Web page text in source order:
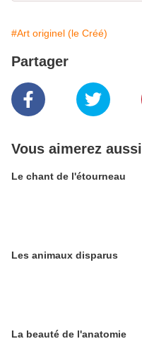
#Art originel (le Créé)
Partager
Vous aimerez aussi
Le chant de l'étourneau
Les animaux disparus
La beauté de l'anatomie